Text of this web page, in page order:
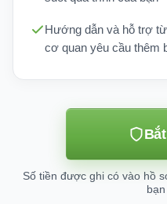
Hướng dẫn và hỗ trợ từ
cơ quan yêu cầu thêm
Số tiền được ghi có vào hồ